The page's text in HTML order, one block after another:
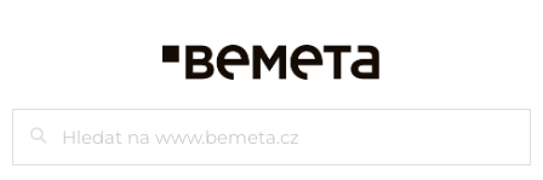
Hledat